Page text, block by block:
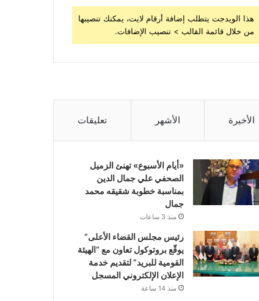
هذا الويدجت يتطلب إضافة أرقام لايت، يمكنك تنصيبها
من خلال قائمة القالب > تنصيب الإضافات.
الأخيرة الأشهر تعليقات
«أيام الأسبوع» تهنئ الزميل
الصحفي علي جمال الدين
بمناسبة خطوبة شقيقه محمد
جمال
منذ 3 ساعات
رئيس مجلس القضاء الأعلى”
يوقّع بروتوكول تعاون مع “الهيئة
القومية للبريد” لتقديم خدمة
الإعلان الإلكتروني المسجل
منذ 14 ساعة